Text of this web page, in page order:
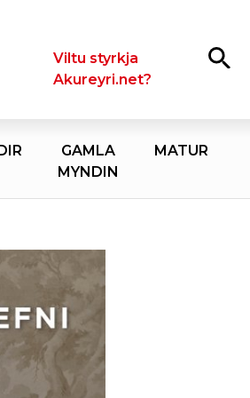
LeitaViltu styrkja
Akureyri.net?
GAMLA
MYNDIN
MATUR